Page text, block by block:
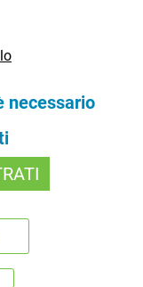
necessario